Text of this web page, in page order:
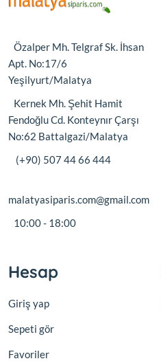
Özalper Mh. Telgraf Sk. İhsan
Apt. No:17/6
Yeşilyurt/Malatya
Kernek Mh. Şehit Hamit
Fendoğlu Cd. Konteynır Çarşı
No:62 Battalgazi/Malatya
(+90) 507 44 66 444
malatyasiparis.com@gmail.com
10:00 - 18:00
Hesap
Giriş yap
Sepeti gör
Favoriler